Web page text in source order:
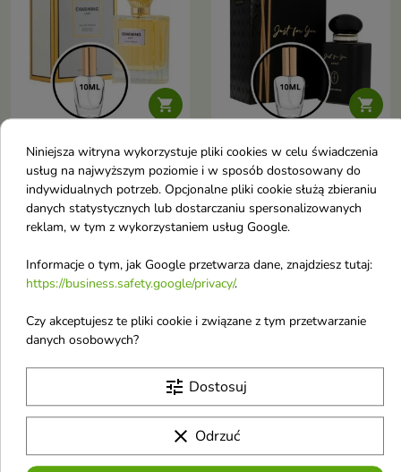

Flavia Odlewka Wody
perfumowanej dla
kobiet Charming Lady
10 ml
Rrientalno-kwiatowa
łączy świeżą cytrusową
miękkość z egzotyczną
jaśminu i waniliowo-paczulowej
głębi
5,35 €

Flavia Just For You
A`Oud Odlewka Wody
perfumowanej dla
meżczyzn 10 ml
Odlewka 10 ml Flavia Just For
luksusowy, intensywnie
zmysłowy zapach unisex z
5,16 €
Niniejsza witryna wykorzystuje pliki cookies w celu świadczenia
usług na najwyższym poziomie i w sposób dostosowany do
indywidualnych potrzeb. Opcjonalne pliki cookie służą zbieraniu
danych statystycznych lub dostarczaniu spersonalizowanych
reklam, w tym z wykorzystaniem usług Google.
Informacje o tym, jak Google przetwarza dane, znajdziesz tutaj:
https://business.safety.google/privacy/.
Czy akceptujesz te pliki cookie i związane z tym przetwarzanie
danych osobowych?
tune Dostosuj
clear Odrzuć